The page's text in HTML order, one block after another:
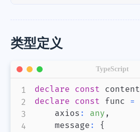
类型定义
declare const content
declare const func =
    axios
: any ,
    message
:
{
TypeScript